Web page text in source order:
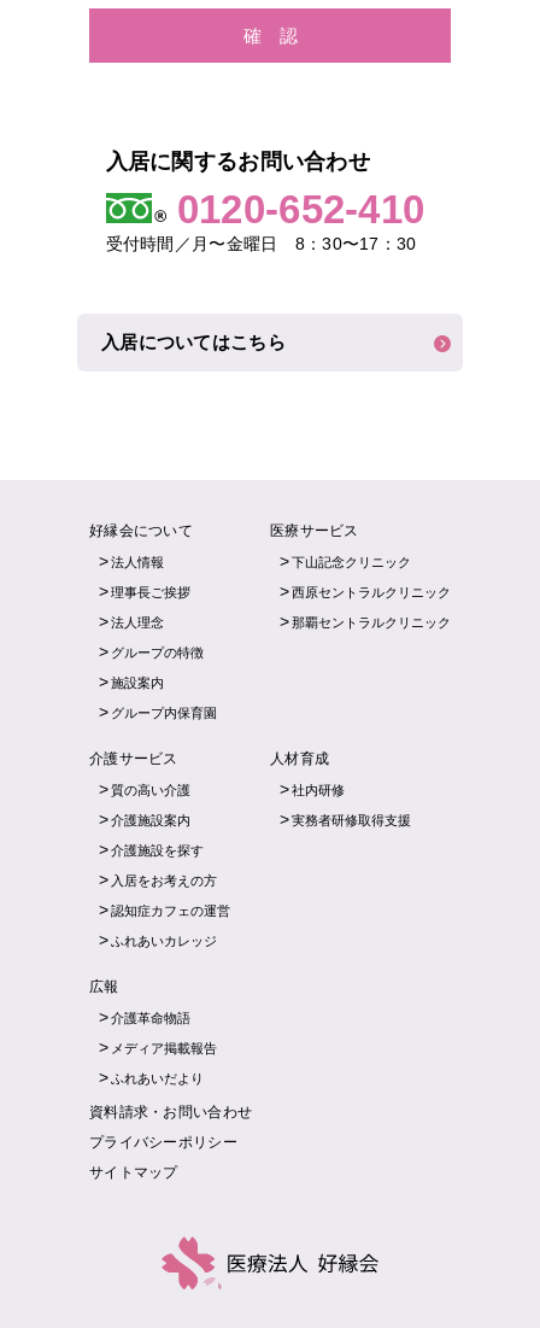
入居に関するお問い合わせ
0120-652-410
受付時間／月〜金曜日 8：30〜17：30
入居についてはこちら
好縁会について
法人情報
理事長ご挨拶
法人理念
グループの特徴
施設案内
グループ内保育園
医療サービス
下山記念クリニック
西原セントラルクリニック
那覇セントラルクリニック
介護サービス
質の高い介護
介護施設案内
介護施設を探す
入居をお考えの方
認知症カフェの運営
ふれあいカレッジ
人材育成
社内研修
実務者研修取得支援
広報
介護革命物語
メディア掲載報告
ふれあいだより
資料請求・お問い合わせ
プライバシーポリシー
サイトマップ